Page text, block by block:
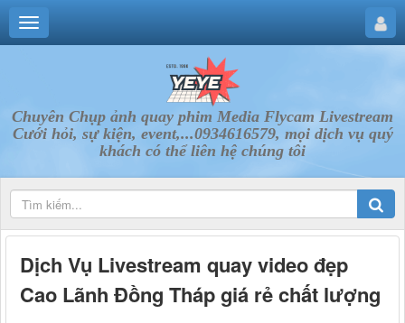
Chuyên Chụp ảnh quay phim Media Flycam Livestream
Cưới hỏi, sự kiện, event,...0934616579, mọi dịch vụ quý
khách có thể liên hệ chúng tôi
Dịch Vụ Livestream quay video đẹp
Cao Lãnh Đồng Tháp giá rẻ chất lượng